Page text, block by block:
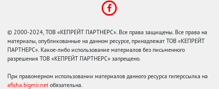
© 2000-2024, ТОВ «КЕПРЕЙТ ПАРТНЕРС». Все права защищены. Все права на
материалы, опубликованные на данном ресурсе, принадлежат ТОВ «КЕПРЕЙТ
ПАРТНЕРС». Какое-либо использование материалов без письменного
разрешения ТОВ «КЕПРЕЙТ ПАРТНЕРС» запрещено.
При правомерном использовании материалов данного ресурса гиперссылка на
afisha.bigmir.net обязательна.